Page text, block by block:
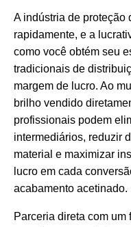
A indústria de proteção
rapidamente, e a
como você obtém seu
tradicionais de
margem de lucro. Ao
brilho vendido
profissionais podem
intermediários, reduzir
material e maximizar
lucro em cada
acabamento acetinado.
Parceria direta com